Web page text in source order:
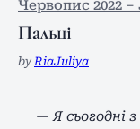
Червопис 2022
Пальці
by RiaJuliya
— Я сьогодні